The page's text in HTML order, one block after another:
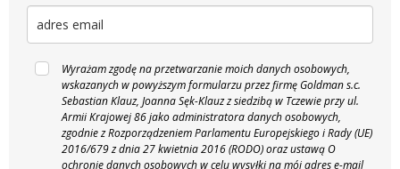
Wyrażam zgodę na przetwarzanie moich danych osobowych,
wskazanych w powyższym formularzu przez firmę Goldman s.c.
Sebastian Klauz, Joanna Sęk-Klauz z siedzibą w Tczewie przy ul.
Armii Krajowej 86 jako administratora danych osobowych,
zgodnie z Rozporządzeniem Parlamentu Europejskiego i Rady (UE)
2016/679 z dnia 27 kwietnia 2016 (RODO) oraz ustawą O
ochronie danych osobowych w celu wysyłki na mój adres e-mail